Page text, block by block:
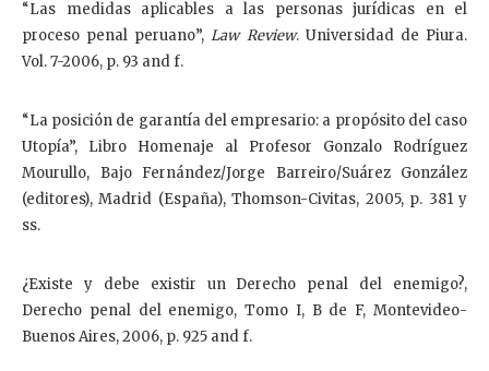
“Las medidas aplicables a las personas jurídicas en el
proceso penal peruano”, Law Review. Universidad de Piura.
Vol. 7-2006, p. 93 and f.
“La posición de garantía del empresario: a propósito del caso
Utopía”, Libro Homenaje al Profesor Gonzalo Rodríguez
Mourullo, Bajo Fernández/Jorge Barreiro/Suárez González
(editores), Madrid (España), Thomson-Civitas, 2005, p. 381 y
ss.
¿Existe y debe existir un Derecho penal del enemigo?,
Derecho penal del enemigo, Tomo I, B de F, Montevideo-
Buenos Aires, 2006, p. 925 and f.